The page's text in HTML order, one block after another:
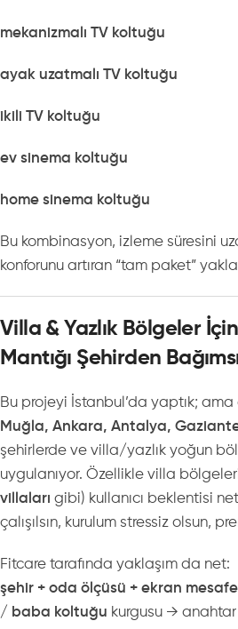
mekanizmalı TV koltuğu
ayak uzatmalı TV koltuğu
ikili TV koltuğu
ev sinema koltuğu
home sinema koltuğu
Bu kombinasyon, izleme süresini
konforunu artıran “tam paket”
Villa & Yazlık Bölgeler
Mantığı Şehirden
Bu projeyi İstanbul’da yaptık; ama
Muğla, Ankara, Antalya,
şehirlerde ve villa/yazlık yoğun
uygulanıyor. Özellikle villa
villaları gibi) kullanıcı beklentisi
çalışılsın, kurulum stressiz olsun,
Fitcare tarafında yaklaşım da net:
şehir + oda ölçüsü + ekran
/ baba koltuğu kurgusu → anahtar